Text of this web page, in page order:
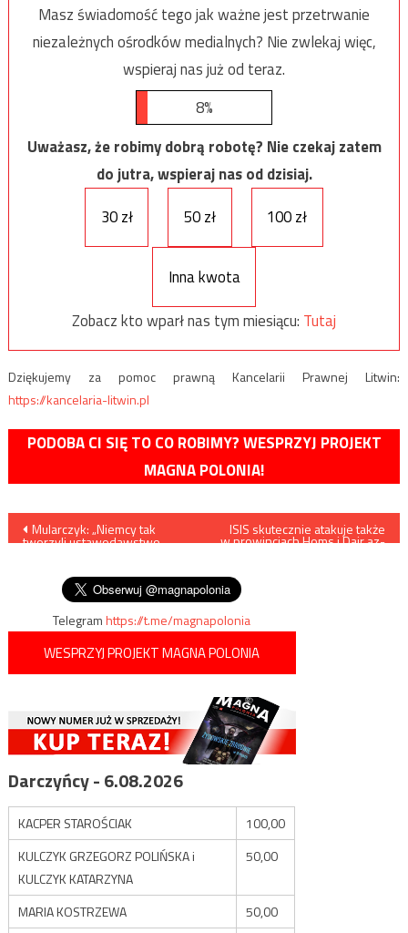
Masz świadomość tego jak ważne jest przetrwanie
niezależnych ośrodków medialnych? Nie zwlekaj więc,
wspieraj nas już od teraz.
8%
Uważasz, że robimy dobrą robotę? Nie czekaj zatem
do jutra, wspieraj nas od dzisiaj.
30 zł
50 zł 100 zł
Inna kwota
Zobacz kto wparł nas tym miesiącu: Tutaj
Dziękujemy za pomoc prawną Kancelarii Prawnej Litwin:
https://kancelaria-litwin.pl
PODOBA CI SIĘ TO CO ROBIMY? WESPRZYJ PROJEKT
MAGNA POLONIA!
Nawigacja
wpisu
Mularczyk: „Niemcy tak
tworzyli ustawodawstwo,
ISIS skutecznie atakuje także
w prowincjach Homs i Dajr az-
Telegramhttps://t.me/magnapolonia
WESPRZYJ PROJEKT MAGNA POLONIA
Darczyńcy - 6.08.2026
KACPER STAROŚCIAK
100,00
KULCZYK GRZEGORZ POLIŃSKA i
KULCZYK KATARZYNA
50,00
MARIA KOSTRZEWA 50,00